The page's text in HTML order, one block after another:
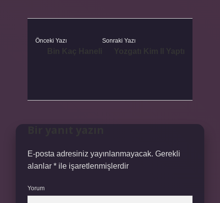
Önceki Yazı Sonraki Yazı
E-posta adresiniz yayınlanmayacak. Gerekli
alanlar * ile işaretlenmişlerdir
Yorum